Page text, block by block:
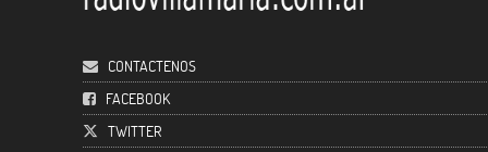
CONTACTENOS
FACEBOOK
TWITTER